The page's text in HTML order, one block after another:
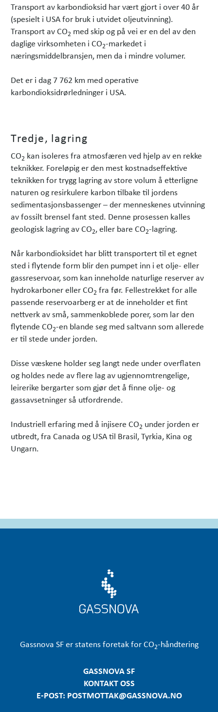
Transport av karbondioksid har vært gjort i over 40 år
(spesielt i USA for bruk i utvidet oljeutvinning).
Transport av CO2 med skip og på vei er en del av den
daglige virksomheten i CO2-markedet i
næringsmiddelbransjen, men da i mindre volumer.
Det er i dag 7 762 km med operative
karbondioksidrørledninger i USA.
Tredje, lagring
CO2 kan isoleres fra atmosfæren ved hjelp av en rekke
teknikker. Foreløpig er den mest kostnadseffektive
teknikken for trygg lagring av store volum å etterligne
naturen og resirkulere karbon tilbake til jordens
sedimentasjonsbassenger – der menneskenes utvinning
av fossilt brensel fant sted. Denne prosessen kalles
geologisk lagring av CO2, eller bare CO2-lagring.
Når karbondioksidet har blitt transportert til et egnet
sted i flytende form blir den pumpet inn i et olje- eller
gassreservoar, som kan inneholde naturlige reserver av
hydrokarboner eller CO2 fra før. Fellestrekket for alle
passende reservoarberg er at de inneholder et fint
nettverk av små, sammenkoblede porer, som lar den
flytende CO2-en blande seg med saltvann som allerede
er til stede under jorden.
Disse væskene holder seg langt nede under overflaten
og holdes nede av flere lag av ugjennomtrengelige,
leirerike bergarter som gjør det å finne olje- og
gassavsetninger så utfordrende.
Industriell erfaring med å injisere CO2 under jorden er
utbredt, fra Canada og USA til Brasil, Tyrkia, Kina og
Ungarn.
Gassnova SF er statens foretak for CO2-håndtering
GASSNOVA SF
KONTAKT OSS
E-POST: POSTMOTTAK@GASSNOVA.NO